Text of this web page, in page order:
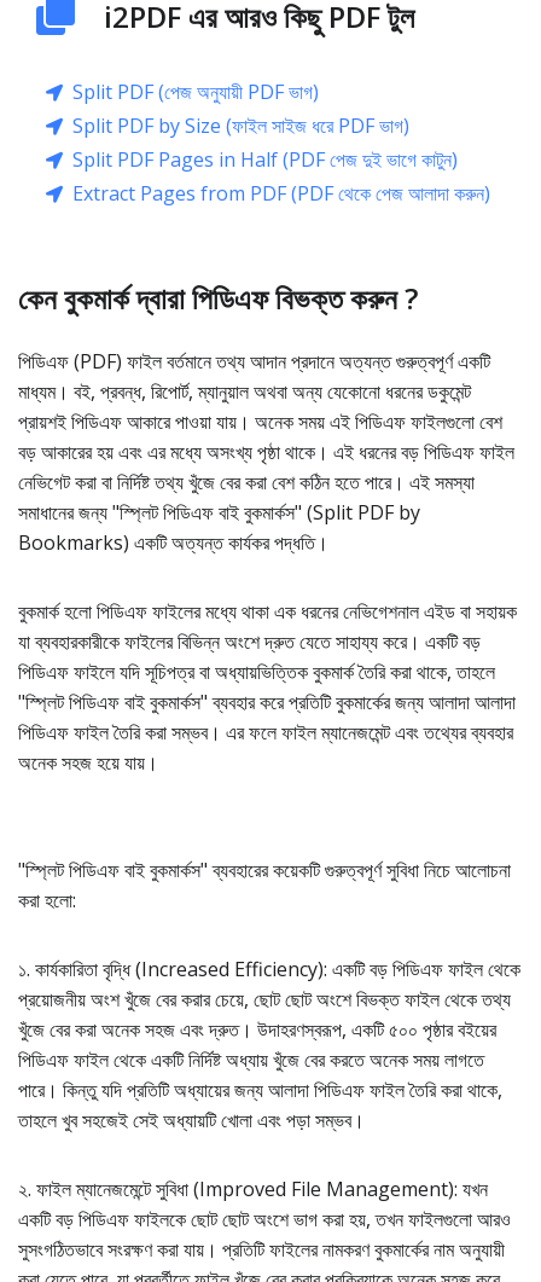
i2PDF এর আরও কিছু PDF টুল
Split PDF (পেজ অনুযায়ী PDF ভাগ)
Split PDF by Size (ফাইল সাইজ ধরে PDF ভাগ)
Split PDF Pages in Half (PDF পেজ দুই ভাগে কাটুন)
Extract Pages from PDF (PDF থেকে পেজ আলাদা করুন)
কেন বুকমার্ক দ্বারা পিডিএফ বিভক্ত করুন ?
পিডিএফ (PDF) ফাইল বর্তমানে তথ্য আদান প্রদানে অত্যন্ত গুরুত্বপূর্ণ একটি
মাধ্যম। বই, প্রবন্ধ, রিপোর্ট, ম্যানুয়াল অথবা অন্য যেকোনো ধরনের ডকুমেন্ট
প্রায়শই পিডিএফ আকারে পাওয়া যায়। অনেক সময় এই পিডিএফ ফাইলগুলো বেশ
বড় আকারের হয় এবং এর মধ্যে অসংখ্য পৃষ্ঠা থাকে। এই ধরনের বড় পিডিএফ ফাইল
নেভিগেট করা বা নির্দিষ্ট তথ্য খুঁজে বের করা বেশ কঠিন হতে পারে। এই সমস্যা
সমাধানের জন্য "স্প্লিট পিডিএফ বাই বুকমার্কস" (Split PDF by
Bookmarks) একটি অত্যন্ত কার্যকর পদ্ধতি।
বুকমার্ক হলো পিডিএফ ফাইলের মধ্যে থাকা এক ধরনের নেভিগেশনাল এইড বা সহায়ক
যা ব্যবহারকারীকে ফাইলের বিভিন্ন অংশে দ্রুত যেতে সাহায্য করে। একটি বড়
পিডিএফ ফাইলে যদি সূচিপত্র বা অধ্যায়ভিত্তিক বুকমার্ক তৈরি করা থাকে, তাহলে
"স্প্লিট পিডিএফ বাই বুকমার্কস" ব্যবহার করে প্রতিটি বুকমার্কের জন্য আলাদা আলাদা
পিডিএফ ফাইল তৈরি করা সম্ভব। এর ফলে ফাইল ম্যানেজমেন্ট এবং তথ্যের ব্যবহার
অনেক সহজ হয়ে যায়।
"স্প্লিট পিডিএফ বাই বুকমার্কস" ব্যবহারের কয়েকটি গুরুত্বপূর্ণ সুবিধা নিচে আলোচনা
করা হলো:
১. কার্যকারিতা বৃদ্ধি (Increased Efficiency): একটি বড় পিডিএফ ফাইল থেকে
প্রয়োজনীয় অংশ খুঁজে বের করার চেয়ে, ছোট ছোট অংশে বিভক্ত ফাইল থেকে তথ্য
খুঁজে বের করা অনেক সহজ এবং দ্রুত। উদাহরণস্বরূপ, একটি ৫০০ পৃষ্ঠার বইয়ের
পিডিএফ ফাইল থেকে একটি নির্দিষ্ট অধ্যায় খুঁজে বের করতে অনেক সময় লাগতে
পারে। কিন্তু যদি প্রতিটি অধ্যায়ের জন্য আলাদা পিডিএফ ফাইল তৈরি করা থাকে,
তাহলে খুব সহজেই সেই অধ্যায়টি খোলা এবং পড়া সম্ভব।
২. ফাইল ম্যানেজমেন্টে সুবিধা (Improved File Management): যখন
একটি বড় পিডিএফ ফাইলকে ছোট ছোট অংশে ভাগ করা হয়, তখন ফাইলগুলো আরও
সুসংগঠিতভাবে সংরক্ষণ করা যায়। প্রতিটি ফাইলের নামকরণ বুকমার্কের নাম অনুযায়ী